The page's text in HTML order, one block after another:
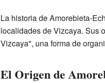
La historia de Amorebieta-
localidades de Vizcaya. Sus
Vizcaya", una forma de
El Origen de